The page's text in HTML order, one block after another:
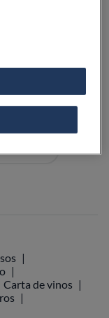
Carta de vinos